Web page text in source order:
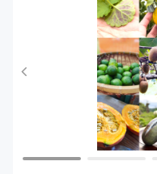
土付き、根付きでお送
洗って根っこは落とし
【内容】(2月収穫の一
セイタカアワダチソウ
（この中から食べられ
【2月の野草の召し上が